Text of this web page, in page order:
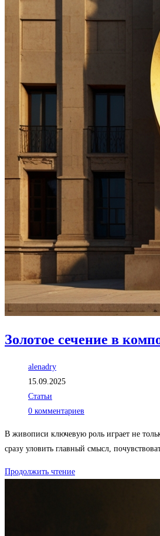
Золотое сечение в
Автор
записи:
alenadry
Запись
опубликована:
15.09.2025
Рубрика
записи:
Статьи
Комментарии
0 комментариев
В живописи ключевую роль играет не
сразу уловить главный смысл,
Продолжить чтениеЗолотое